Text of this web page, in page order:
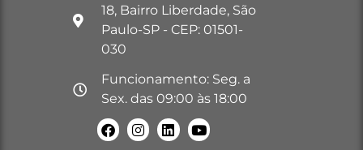
18, Bairro Liberdade, São
Paulo-SP - CEP: 01501-
030
Funcionamento: Seg. a
Sex. das 09:00 às 18:00